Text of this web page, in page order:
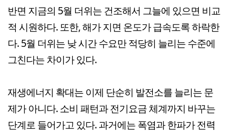
반면 지금의 5월 더위는 건조해서 그늘에 있으면 비교
적 시원하다. 또한, 해가 지면 온도가 급속도록 하락한
다. 5월 더위는 낮 시간 수요만 적당히 늘리는 수준에
그친다는 차이가 있다.
재생에너지 확대는 이제 단순히 발전소를 늘리는 문
제가 아니다. 소비 패턴과 전기요금 체계까지 바꾸는
단계로 들어가고 있다. 과거에는 폭염과 한파가 전력